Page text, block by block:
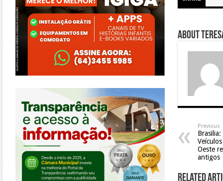
About
Previous
Oeste
antigos
Related
https://morrinhos.go.leg.br/